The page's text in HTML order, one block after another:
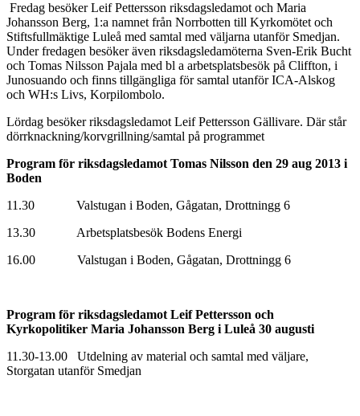
Fredag besöker Leif Pettersson riksdagsledamot och Maria
Johansson Berg, 1:a namnet från Norrbotten till Kyrkomötet och
Stiftsfullmäktige Luleå med samtal med väljarna utanför Smedjan.
Under fredagen besöker även riksdagsledamöterna Sven-Erik Bucht
och Tomas Nilsson Pajala med bl a arbetsplatsbesök på Cliffton, i
Junosuando och finns tillgängliga för samtal utanför ICA-Alskog
och WH:s Livs, Korpilombolo.
Lördag besöker riksdagsledamot Leif Pettersson Gällivare. Där står
dörrknackning/korvgrillning/samtal på programmet
Program för riksdagsledamot Tomas Nilsson den 29 aug 2013 i
Boden
11.30 Valstugan i Boden, Gågatan, Drottningg 6
13.30 Arbetsplatsbesök Bodens Energi
16.00 Valstugan i Boden, Gågatan, Drottningg 6
Program för riksdagsledamot Leif Pettersson och
Kyrkopolitiker Maria Johansson Berg i Luleå 30 augusti
11.30-13.00 Utdelning av material och samtal med väljare,
Storgatan utanför Smedjan